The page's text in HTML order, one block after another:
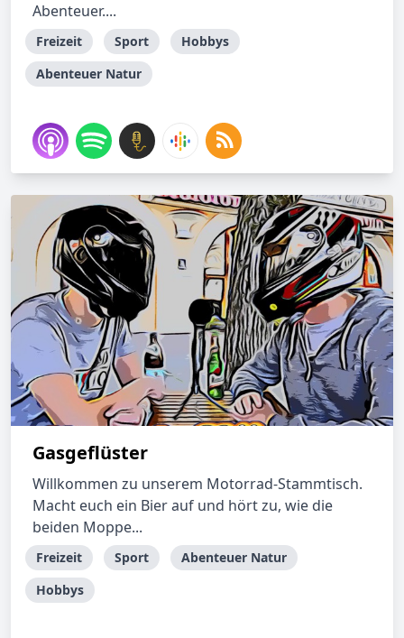
Abenteuer....
Freizeit Sport
Hobbys
Abenteuer Natur
Gasgeflüster
Willkommen zu unserem Motorrad-Stammtisch.
Macht euch ein Bier auf und hört zu, wie die
beiden Moppe...
Freizeit Sport
Abenteuer Natur
Hobbys